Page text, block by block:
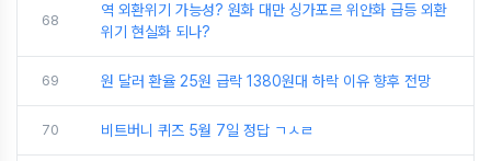
68
역 외환위기 가능성? 원화 대만 싱가포르 위안화 급등 외환
위기 현실화 되나?
69 원 달러 환율 25원 급락 1380원대 하락 이유 향후 전망
70 비트버니 퀴즈 5월 7일 정답 ㄱㅅㄹ